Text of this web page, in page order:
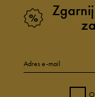
Adres e-mail